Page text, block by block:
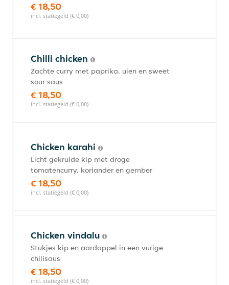
€ 18,50
incl. statiegeld (€ 0,00)
Chilli chicken
Zachte curry met paprika, uien en sweet
sour saus
€ 18,50
incl. statiegeld (€ 0,00)
Chicken karahi
Licht gekruide kip met droge
tomatencurry, koriander en gember
€ 18,50
incl. statiegeld (€ 0,00)
Chicken vindalu
Stukjes kip en aardappel in een vurige
chilisaus
€ 18,50
incl. statiegeld (€ 0,00)